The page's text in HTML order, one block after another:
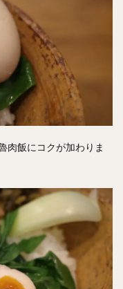
肉飯にコクが加わりま